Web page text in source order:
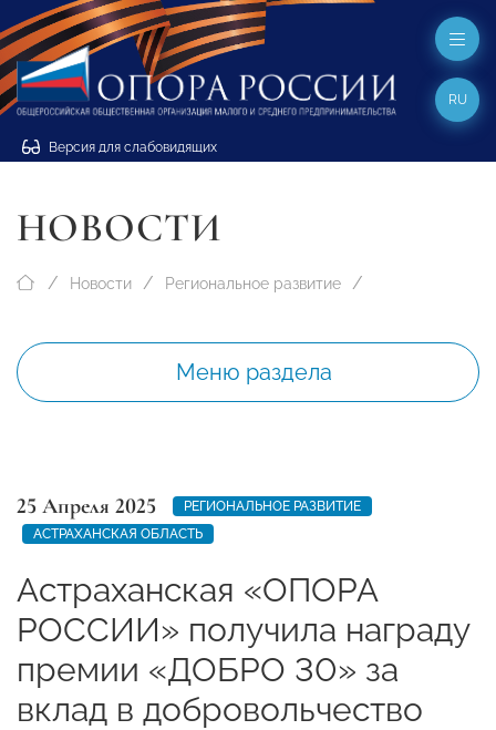
Версия для слабовидящих
RU
НОВОСТИ
Новости Региональное развитие
Меню раздела
25 Апреля 2025
РЕГИОНАЛЬНОЕ РАЗВИТИЕ
АСТРАХАНСКАЯ ОБЛАСТЬ
Астраханская «ОПОРА
РОССИИ» получила награду
премии «ДОБРО 30» за
вклад в добровольчество